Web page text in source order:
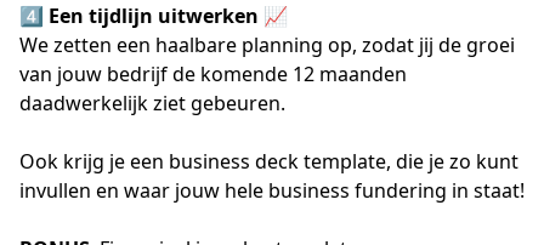
4️⃣ Een tijdlijn uitwerken 📈
We zetten een haalbare planning op, zodat jij de groei
van jouw bedrijf de komende 12 maanden
daadwerkelijk ziet gebeuren.
Ook krijg je een business deck template, die je zo kunt
invullen en waar jouw hele business fundering in staat!